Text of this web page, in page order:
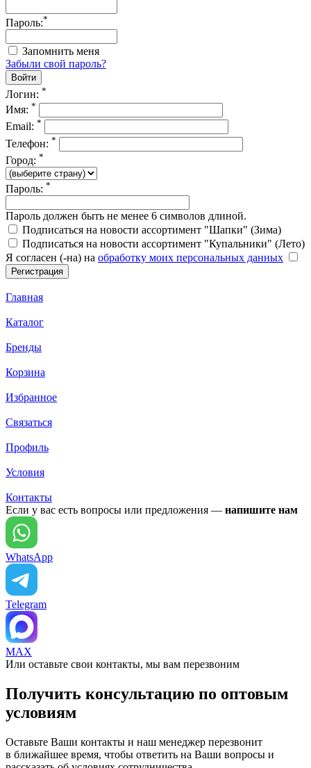
Пароль:*
Запомнить меня
Забыли свой пароль?
Логин: *
Имя: *
Email: *
Телефон: *
Город: *
Пароль: *
Пароль должен быть не менее 6 символов длиной.
Подписаться на новости ассортимент "Шапки" (Зима)
Подписаться на новости ассортимент "Купальники" (Лето)
Я согласен (-на) на обработку моих персональных данных
Главная
Каталог
Бренды
Корзина
Избранное
Связаться
Профиль
Условия
Контакты
Если у вас есть вопросы или предложения — напишите нам
WhatsApp
Telegram
MAX
Или оставьте свои контакты, мы вам перезвоним
Получить консультацию по оптовым
условиям
Оставьте Ваши контакты и наш менеджер перезвонит
в ближайшее время, чтобы ответить на Ваши вопросы и